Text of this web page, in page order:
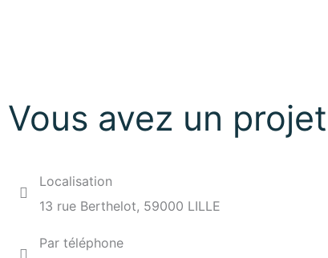
Vous avez un projet
Localisation
13 rue Berthelot, 59000 LILLE
Par téléphone